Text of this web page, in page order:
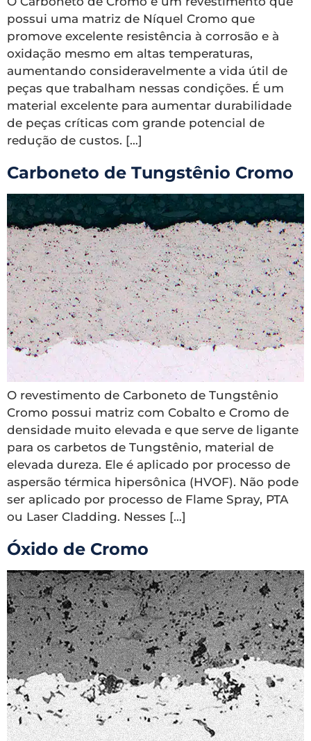
possui uma matriz de Níquel Cromo que
promove excelente resistência à corrosão e à
oxidação mesmo em altas temperaturas,
aumentando consideravelmente a vida útil de
peças que trabalham nessas condições. É um
material excelente para aumentar durabilidade
de peças críticas com grande potencial de
redução de custos. […]
Carboneto de Tungstênio Cromo
O revestimento de Carboneto de Tungstênio
Cromo possui matriz com Cobalto e Cromo de
densidade muito elevada e que serve de ligante
para os carbetos de Tungstênio, material de
elevada dureza. Ele é aplicado por processo de
aspersão térmica hipersônica (HVOF). Não pode
ser aplicado por processo de Flame Spray, PTA
ou Laser Cladding. Nesses […]
Óxido de Cromo